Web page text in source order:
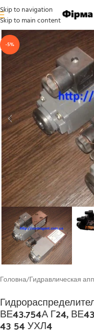
Skip to navigation
Skip to main content
-5%
Головна/Гидравлическая
ВЕ43.754А Г24,
43 54 УХЛ4